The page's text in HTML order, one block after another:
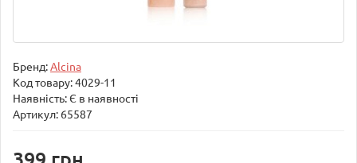
Бренд:Alcina
Код товару:4029-11
Наявність: Є в наявності
Артикул: 65587